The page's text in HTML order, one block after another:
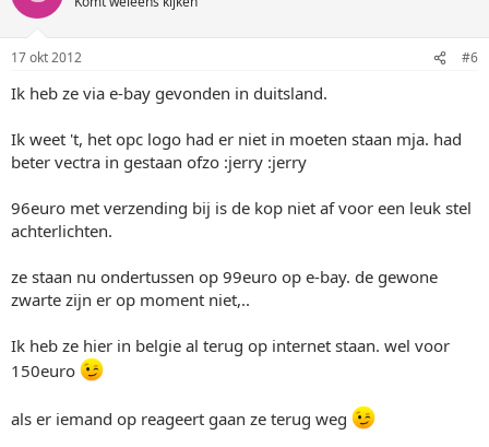
17 okt 2012 #6
Ik heb ze via e-bay gevonden in duitsland.
Ik weet 't, het opc logo had er niet in moeten staan mja. had
beter vectra in gestaan ofzo :jerry :jerry
96euro met verzending bij is de kop niet af voor een leuk stel
achterlichten.
ze staan nu ondertussen op 99euro op e-bay. de gewone
zwarte zijn er op moment niet,..
Ik heb ze hier in belgie al terug op internet staan. wel voor
150euro
als er iemand op reageert gaan ze terug weg